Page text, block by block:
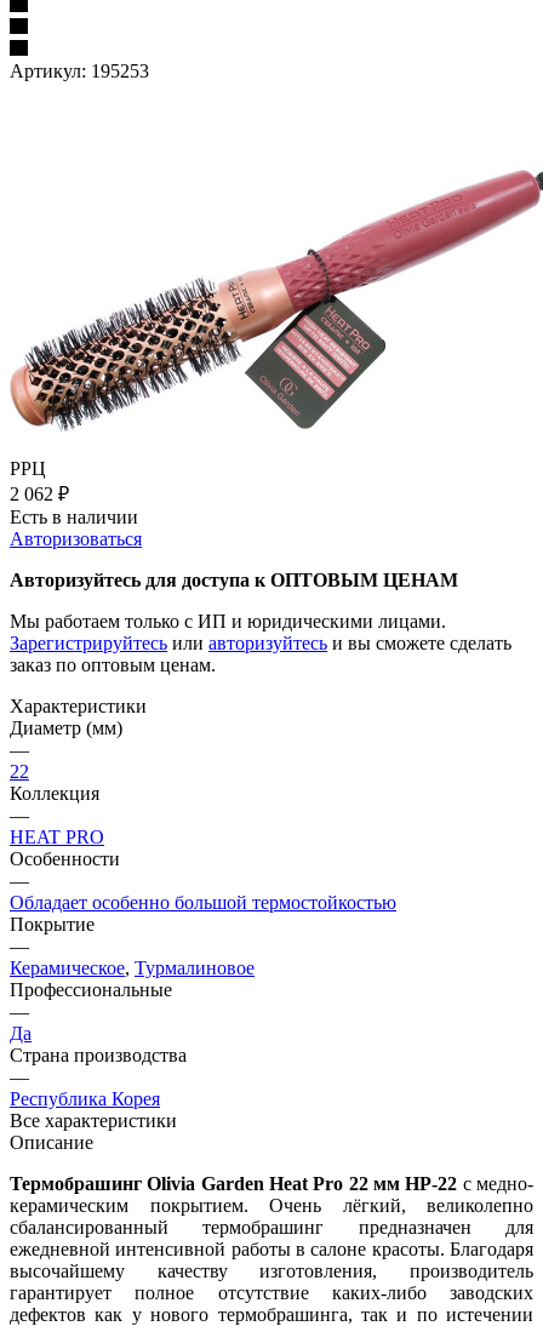
Артикул: 195253
РРЦ
2 062 ₽
Есть в наличии
Авторизоваться
Авторизуйтесь для доступа к ОПТОВЫМ ЦЕНАМ
Мы работаем только с ИП и юридическими лицами.
Зарегистрируйтесь или авторизуйтесь и вы сможете сделать
заказ по оптовым ценам.
Характеристики
Диаметр (мм)
—
22
Коллекция
—
HEAT PRO
Особенности
—
Обладает особенно большой термостойкостью
Покрытие
—
Керамическое, Турмалиновое
Профессиональные
—
Да
Страна производства
—
Республика Корея
Все характеристики
Описание
Термобрашинг Olivia Garden Heat Pro 22 мм HP-22 с медно-
керамическим покрытием. Очень лёгкий, великолепно
сбалансированный термобрашинг предназначен для
ежедневной интенсивной работы в салоне красоты. Благодаря
высочайшему качеству изготовления, производитель
гарантирует полное отсутствие каких-либо заводских
дефектов как у нового термобрашинга, так и по истечении